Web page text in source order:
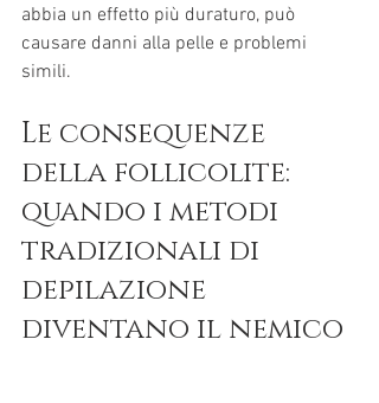
abbia un effetto più duraturo, può
causare danni alla pelle e problemi
simili.
Le consequenze
della follicolite:
quando i metodi
tradizionali di
depilazione
diventano il nemico